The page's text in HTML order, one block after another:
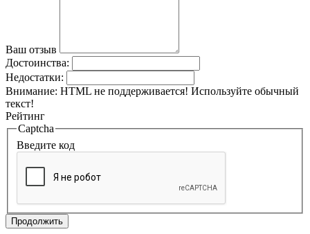
Ваш отзыв
Достоинства:
Недостатки:
Внимание: HTML не поддерживается! Используйте обычный
текст!
Рейтинг
Captcha
Введите код
Продолжить